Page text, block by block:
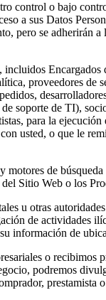
control o bajo
a sus Datos
pero se adherirán a
incluidos Encargados
proveedores de
soporte de TI),
para la ejecución
usted, o que le
motores de
Sitio Web o los
u otras
de actividades
información de
o recibimos
podremos
prestamista